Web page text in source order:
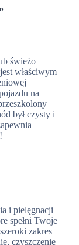
świeżo
właściwym
na
był czysty i
i pielęgnacji
spełni Twoje
zakres
czyszczenie